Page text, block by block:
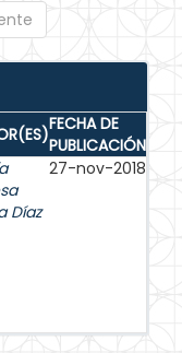
FECHA DE
PUBLICACIÓN
Díaz
27-nov-2018